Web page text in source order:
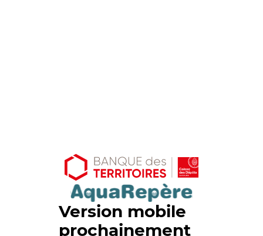
Version mobile
prochainement